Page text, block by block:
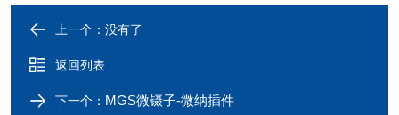
上一个：没有了
返回列表
下一个： MGS微镊子-微纳插件